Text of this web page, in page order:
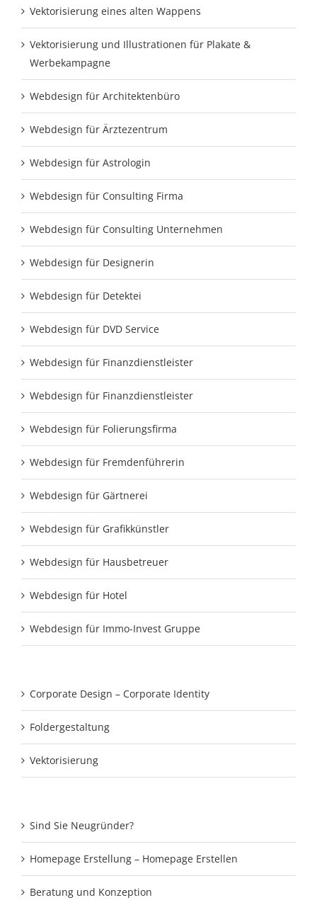
Vektorisierung eines alten Wappens
Vektorisierung und Illustrationen für Plakate &
Werbekampagne
Webdesign für Architektenbüro
Webdesign für Ärztezentrum
Webdesign für Astrologin
Webdesign für Consulting Firma
Webdesign für Consulting Unternehmen
Webdesign für Designerin
Webdesign für Detektei
Webdesign für DVD Service
Webdesign für Finanzdienstleister
Webdesign für Finanzdienstleister
Webdesign für Folierungsfirma
Webdesign für Fremdenführerin
Webdesign für Gärtnerei
Webdesign für Grafikkünstler
Webdesign für Hausbetreuer
Webdesign für Hotel
Webdesign für Immo-Invest Gruppe
Corporate Design – Corporate Identity
Foldergestaltung
Vektorisierung
Sind Sie Neugründer?
Homepage Erstellung – Homepage Erstellen
Beratung und Konzeption